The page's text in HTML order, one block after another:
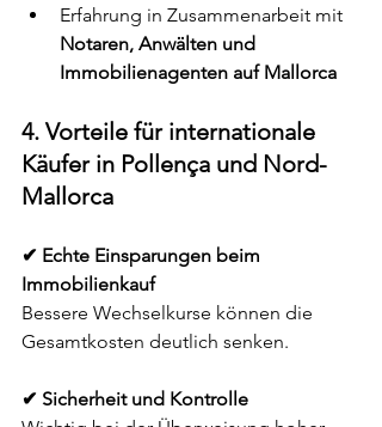
Erfahrung in Zusammenarbeit mit
Notaren, Anwälten und
Immobilienagenten auf Mallorca
4. Vorteile für internationale
Käufer in Pollença und Nord-
Mallorca
✔ Echte Einsparungen beim
Immobilienkauf
Bessere Wechselkurse können die
Gesamtkosten deutlich senken.
✔ Sicherheit und Kontrolle